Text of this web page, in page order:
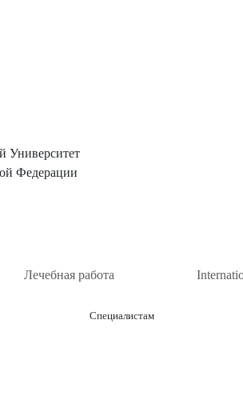
Университет
Федерации
Лечебная работа
Специалистам